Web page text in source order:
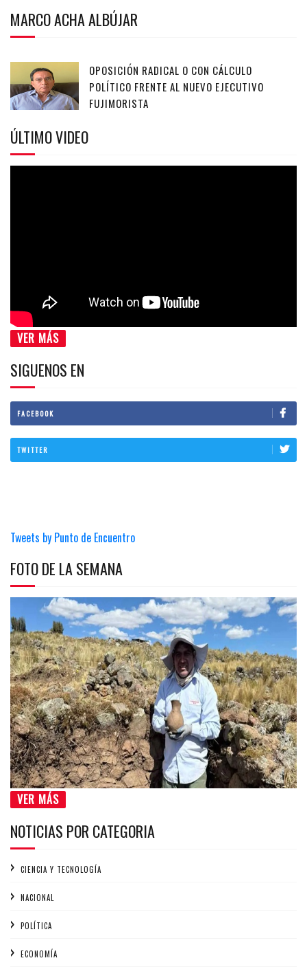
MARCO ACHA ALBÚJAR
OPOSICIÓN RADICAL O CON CÁLCULO
POLÍTICO FRENTE AL NUEVO EJECUTIVO
FUJIMORISTA
ÚLTIMO VIDEO
VER MÁS
SIGUENOS EN
FACEBOOK
TWITTER
Tweets by Punto de Encuentro
FOTO DE LA SEMANA
VER MÁS
NOTICIAS POR CATEGORIA
CIENCIA Y TECNOLOGÍA
NACIONAL
POLÍTICA
ECONOMÍA